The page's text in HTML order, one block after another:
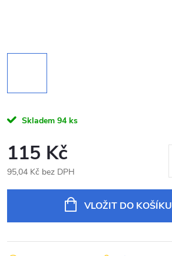
Skladem 94 ks
115 Kč
95,04 Kč bez DPH
VLOŽIT DO KOŠÍKU